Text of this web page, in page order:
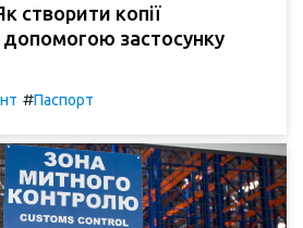
створити копії
допомогою застосунку
#Паспорт